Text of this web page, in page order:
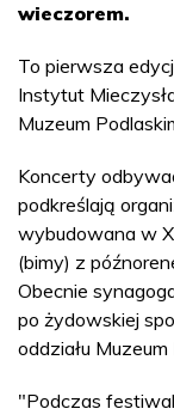
wieczorem.
To pierwsza
Instytut
Muzeum
Koncerty
podkreślają
wybudowana w
(bimy) z
Obecnie
po żydowskiej
oddziału
"Podczas